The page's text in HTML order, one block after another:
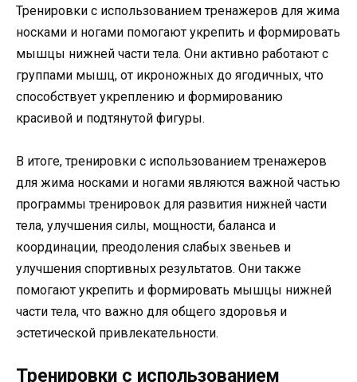
Тренировки с использованием тренажеров для жима
носками и ногами помогают укрепить и формировать
мышцы нижней части тела. Они активно работают с
группами мышц, от икроножных до ягодичных, что
способствует укреплению и формированию
красивой и подтянутой фигуры.
В итоге, тренировки с использованием тренажеров
для жима носками и ногами являются важной частью
программы тренировок для развития нижней части
тела, улучшения силы, мощности, баланса и
координации, преодоления слабых звеньев и
улучшения спортивных результатов. Они также
помогают укрепить и формировать мышцы нижней
части тела, что важно для общего здоровья и
эстетической привлекательности.
Тренировки с использованием